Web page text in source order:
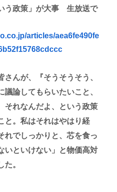
う政策」が大事 生放送で
articles/aea6fe490fe
さんが、『そうそうそう、
議論してもらいたいこと、
それなんだよ、という政策
と。私はそれはやはり経
れでしっかりと、芯を食っ
いといけない」と物価高対
。